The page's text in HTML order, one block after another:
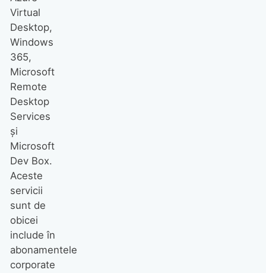
Virtual
Desktop,
Windows
365,
Microsoft
Remote
Desktop
Services
și
Microsoft
Dev Box.
Aceste
servicii
sunt de
obicei
include în
abonamentele
corporate